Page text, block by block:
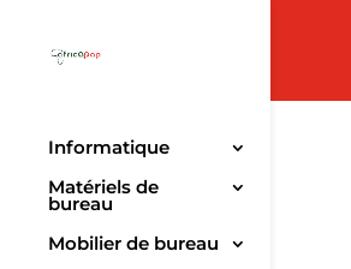
Informatique
Matériels de
bureau
Mobilier de bureau